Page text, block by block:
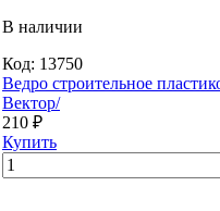
В наличии
Код: 13750
Ведро строительное
Вектор/
210 ₽
Купить